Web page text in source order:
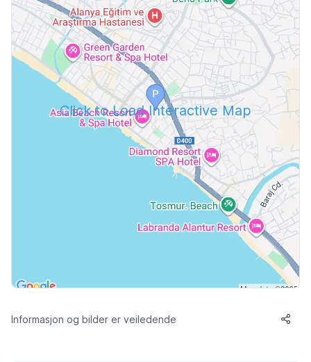
Click to Load Interactive Map
Informasjon og bilder er veiledende